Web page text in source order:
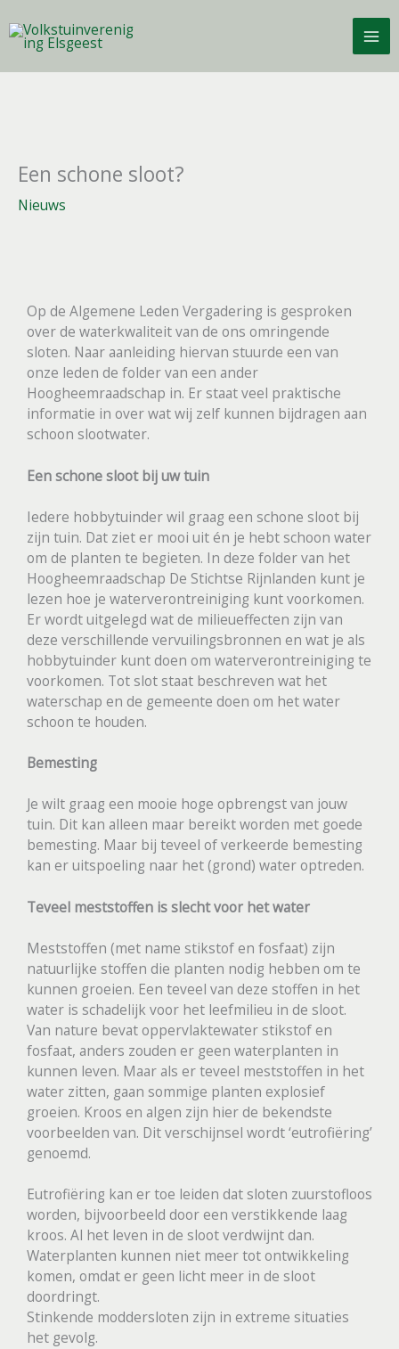
naar
inhoud
Een schone sloot?
Nieuws
Op de Algemene Leden Vergadering is gesproken
over de waterkwaliteit van de ons omringende
sloten. Naar aanleiding hiervan stuurde een van
onze leden de folder van een ander
Hoogheemraadschap in. Er staat veel praktische
informatie in over wat wij zelf kunnen bijdragen aan
schoon slootwater.
Een schone sloot bij uw tuin
Iedere hobbytuinder wil graag een schone sloot bij
zijn tuin. Dat ziet er mooi uit én je hebt schoon water
om de planten te begieten. In deze folder van het
Hoogheemraadschap De Stichtse Rijnlanden kunt je
lezen hoe je waterverontreiniging kunt voorkomen.
Er wordt uitgelegd wat de milieueffecten zijn van
deze verschillende vervuilingsbronnen en wat je als
hobbytuinder kunt doen om waterverontreiniging te
voorkomen. Tot slot staat beschreven wat het
waterschap en de gemeente doen om het water
schoon te houden.
Bemesting
Je wilt graag een mooie hoge opbrengst van jouw
tuin. Dit kan alleen maar bereikt worden met goede
bemesting. Maar bij teveel of verkeerde bemesting
kan er uitspoeling naar het (grond) water optreden.
Teveel meststoffen is slecht voor het water
Meststoffen (met name stikstof en fosfaat) zijn
natuurlijke stoffen die planten nodig hebben om te
kunnen groeien. Een teveel van deze stoffen in het
water is schadelijk voor het leefmilieu in de sloot.
Van nature bevat oppervlaktewater stikstof en
fosfaat, anders zouden er geen waterplanten in
kunnen leven. Maar als er teveel meststoffen in het
water zitten, gaan sommige planten explosief
groeien. Kroos en algen zijn hier de bekendste
voorbeelden van. Dit verschijnsel wordt ‘eutrofiëring’
genoemd.
Eutrofiëring kan er toe leiden dat sloten zuurstofloos
worden, bijvoorbeeld door een verstikkende laag
kroos. Al het leven in de sloot verdwijnt dan.
Waterplanten kunnen niet meer tot ontwikkeling
komen, omdat er geen licht meer in de sloot
doordringt.
Stinkende moddersloten zijn in extreme situaties
het gevolg.